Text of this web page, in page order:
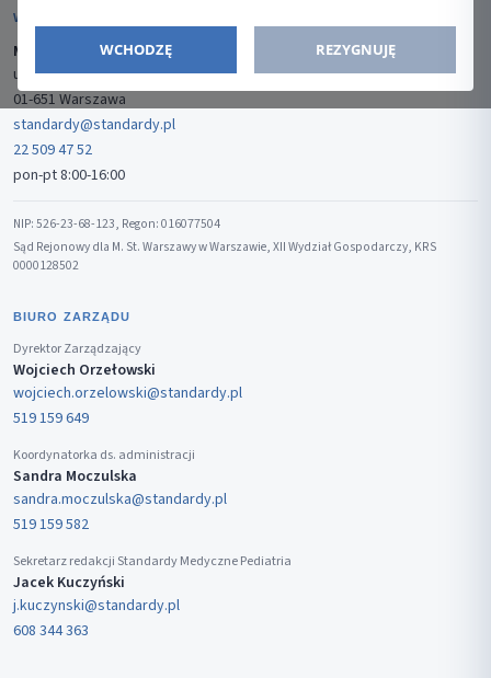
WCHODZĘ REZYGNUJĘ
WYDAWCA
Media-Press Sp. z o.o.
ul. Gwiaździsta 7B/8
01-651 Warszawa
standardy@standardy.pl
22 509 47 52
pon-pt 8:00-16:00
NIP: 526-23-68-123, Regon: 016077504
Sąd Rejonowy dla M. St. Warszawy w Warszawie, XII Wydział Gospodarczy, KRS
0000128502
BIURO ZARZĄDU
Dyrektor Zarządzający
Wojciech Orzełowski
wojciech.orzelowski@standardy.pl
519 159 649
Koordynatorka ds. administracji
Sandra Moczulska
sandra.moczulska@standardy.pl
519 159 582
Sekretarz redakcji Standardy Medyczne Pediatria
Jacek Kuczyński
j.kuczynski@standardy.pl
608 344 363